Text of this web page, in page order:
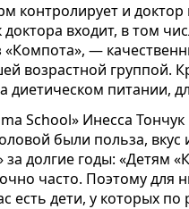
контролирует и
входит, в том
«Компота», —
возрастной группой.
диетическом питании,
School» Инесса
были польза,
за долгие годы: «Детям
часто. Поэтому
есть дети, у которых